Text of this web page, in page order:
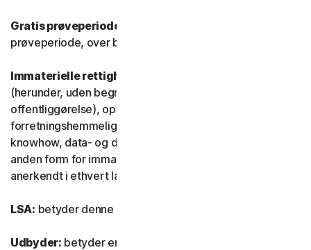
Gratis prøveperiode:
prøveperiode, over begrænset eller ubegrænset tid.
Immaterielle rettigheder:
(herunder, uden begrænsning, patentansøgninger og
offentliggørelse), opfindelser, ophavsrettigheder,
forretningshemmeligheder, ideelle rettigheder,
knowhow, data- og databaserettigheder samt enhver
anden form for immaterielle ejendomsrettigheder, der er
anerkendt i ethvert land eller enhver jurisdiktion i verden.
LSA: betyder denne Licens- og serviceaftale.
Udbyder: betyder enhver af vores autoriserede